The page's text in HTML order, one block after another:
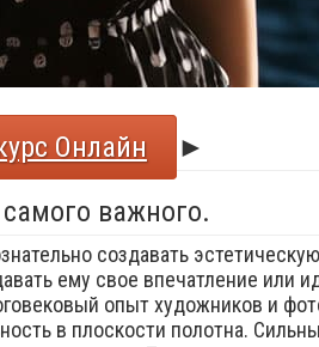
Онлайн
►
важного.
создавать
ему свое впечатление или
опыт художников и
в плоскости полотна.